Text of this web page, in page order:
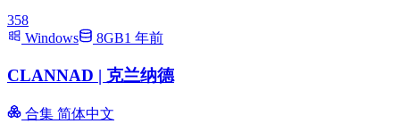
358
Windows
8GB1 年前
CLANNAD | 克兰纳德
合集 简体中文